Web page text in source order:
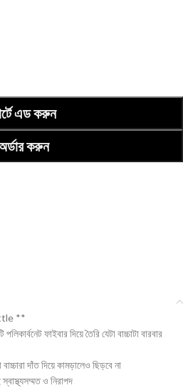
এড করুন
করুন
**
ফাইবার দিয়ে তৈরি যেটা বাচ্চাটা বারবার
দাঁত দিয়ে কামড়ালেও ছিড়বে না
ও নিরাপদ